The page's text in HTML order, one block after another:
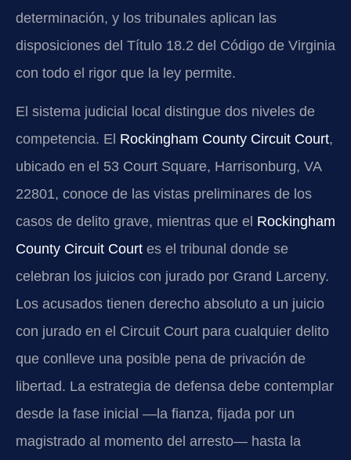
determinación, y los tribunales aplican las
disposiciones del Título 18.2 del Código de Virginia
con todo el rigor que la ley permite.
El sistema judicial local distingue dos niveles de
competencia. El Rockingham County Circuit Court,
ubicado en el 53 Court Square, Harrisonburg, VA
22801, conoce de las vistas preliminares de los
casos de delito grave, mientras que el Rockingham
County Circuit Court es el tribunal donde se
celebran los juicios con jurado por Grand Larceny.
Los acusados tienen derecho absoluto a un juicio
con jurado en el Circuit Court para cualquier delito
que conlleve una posible pena de privación de
libertad. La estrategia de defensa debe contemplar
desde la fase inicial —la fianza, fijada por un
magistrado al momento del arresto— hasta la